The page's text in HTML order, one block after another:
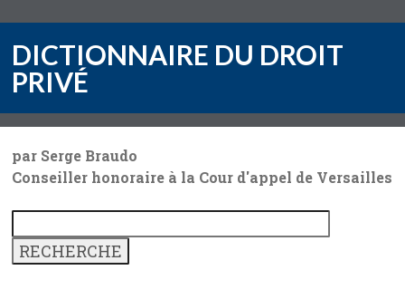
DICTIONNAIRE DU DROIT
PRIVÉ
par Serge Braudo
Conseiller honoraire à la Cour d'appel de Versailles